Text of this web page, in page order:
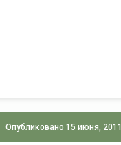
Опубликовано15 июня, 2011